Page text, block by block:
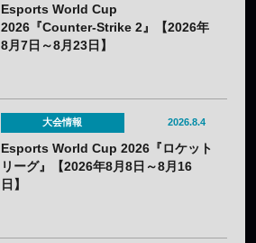
Esports World Cup
2026『Counter-Strike 2』【2026年
8月7日～8月23日】
大会情報 2026.8.4
Esports World Cup 2026『ロケット
リーグ』【2026年8月8日～8月16
日】